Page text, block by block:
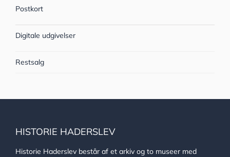
Postkort
Digitale udgivelser
Restsalg
HISTORIE HADERSLEV
Historie Haderslev består af et arkiv og to museer med